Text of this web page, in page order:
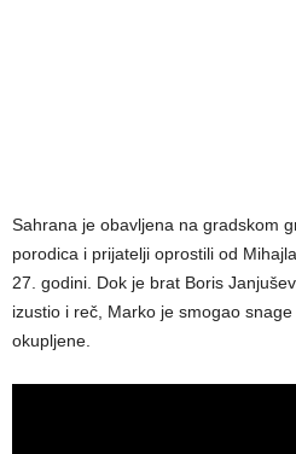
Sahrana je obavljena na gradskom
porodica i prijatelji oprostili od
27. godini. Dok je brat Boris
izustio i reč, Marko je smogao
okupljene.